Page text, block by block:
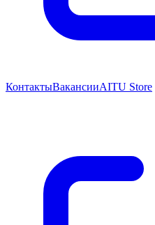
КонтактыВакансииAITU Store